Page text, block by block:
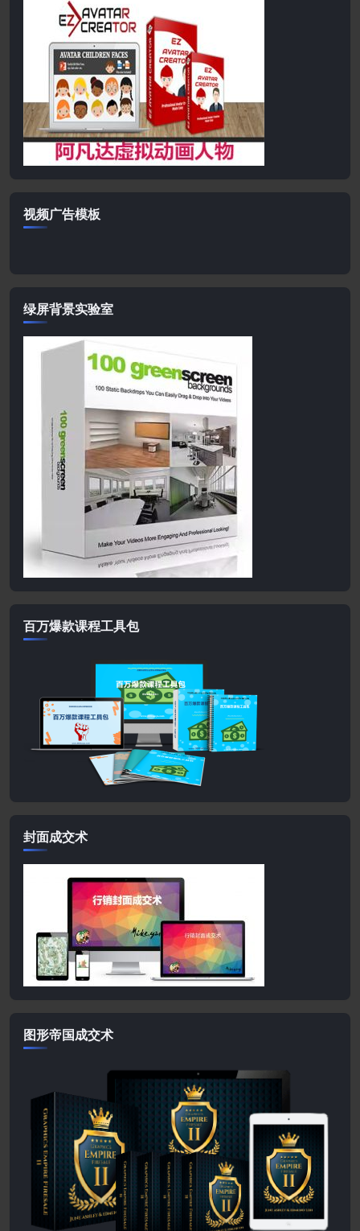
视频广告模板
绿屏背景实验室
百万爆款课程工具包
封面成交术
图形帝国成交术